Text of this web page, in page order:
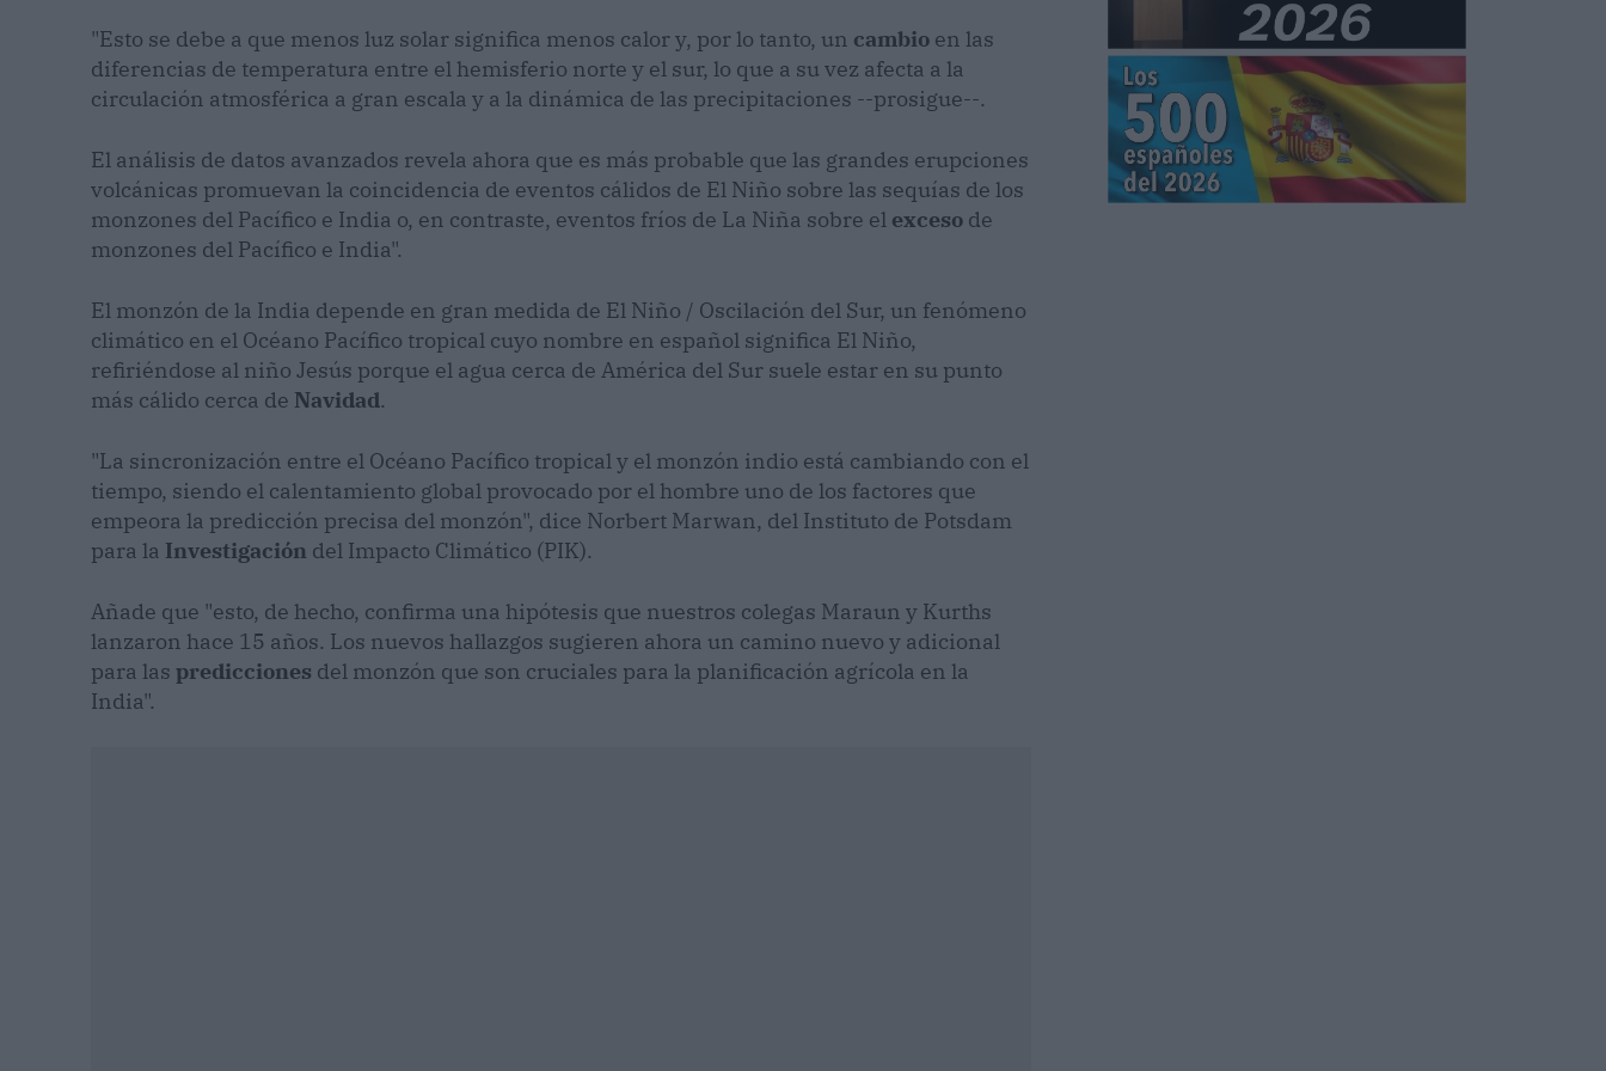
"Esto se debe a que menos luz solar significa menos calor y, por lo tanto, un cambio en las
diferencias de temperatura entre el hemisferio norte y el sur, lo que a su vez afecta a la
circulación atmosférica a gran escala y a la dinámica de las precipitaciones --prosigue--.
El análisis de datos avanzados revela ahora que es más probable que las grandes erupciones
volcánicas promuevan la coincidencia de eventos cálidos de El Niño sobre las sequías de los
monzones del Pacífico e India o, en contraste, eventos fríos de La Niña sobre el exceso de
monzones del Pacífico e India".
El monzón de la India depende en gran medida de El Niño / Oscilación del Sur, un fenómeno
climático en el Océano Pacífico tropical cuyo nombre en español significa El Niño,
refiriéndose al niño Jesús porque el agua cerca de América del Sur suele estar en su punto
más cálido cerca de Navidad.
"La sincronización entre el Océano Pacífico tropical y el monzón indio está cambiando con el
tiempo, siendo el calentamiento global provocado por el hombre uno de los factores que
empeora la predicción precisa del monzón", dice Norbert Marwan, del Instituto de Potsdam
para la Investigación del Impacto Climático (PIK).
Añade que "esto, de hecho, confirma una hipótesis que nuestros colegas Maraun y Kurths
lanzaron hace 15 años. Los nuevos hallazgos sugieren ahora un camino nuevo y adicional
para las predicciones del monzón que son cruciales para la planificación agrícola en la
India".